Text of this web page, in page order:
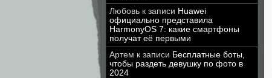
Любовь к записи Huawei
официально представила
HarmonyOS 7: какие смартфоны
получат её первыми
Артем к записи Бесплатные боты,
чтобы раздеть девушку по фото в
2024